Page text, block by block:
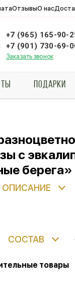
ОтзывыО нас
+7 (965) 165-90-
+7 (901) 730-69-
Заказать звонок
ПОДАРКИ
с
берега»
ОПИСАНИЕ
СОСТАВ
товары